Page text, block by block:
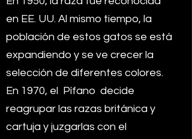
en EE. UU. Al mismo tiempo, la
población de estos gatos se está
expandiendo y se ve crecer la
selección de diferentes colores.
En 1970, el Pífano decide
reagrupar las razas británica y
cartuja y juzgarlas con el